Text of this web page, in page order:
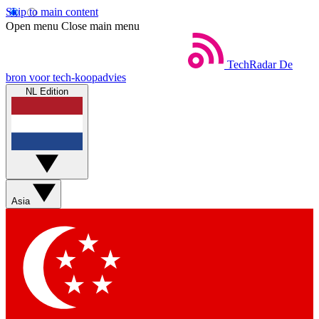
Skip to main content
Open menu Close main menu
TechRadar De
bron voor tech-koopadvies
NL Edition
Asia